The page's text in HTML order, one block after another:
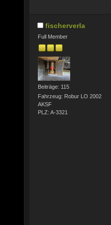
fischerverla
Full Member
Beiträge: 115
Fahrzeug: Robur LO 2002
AKSF
PLZ: A-3321